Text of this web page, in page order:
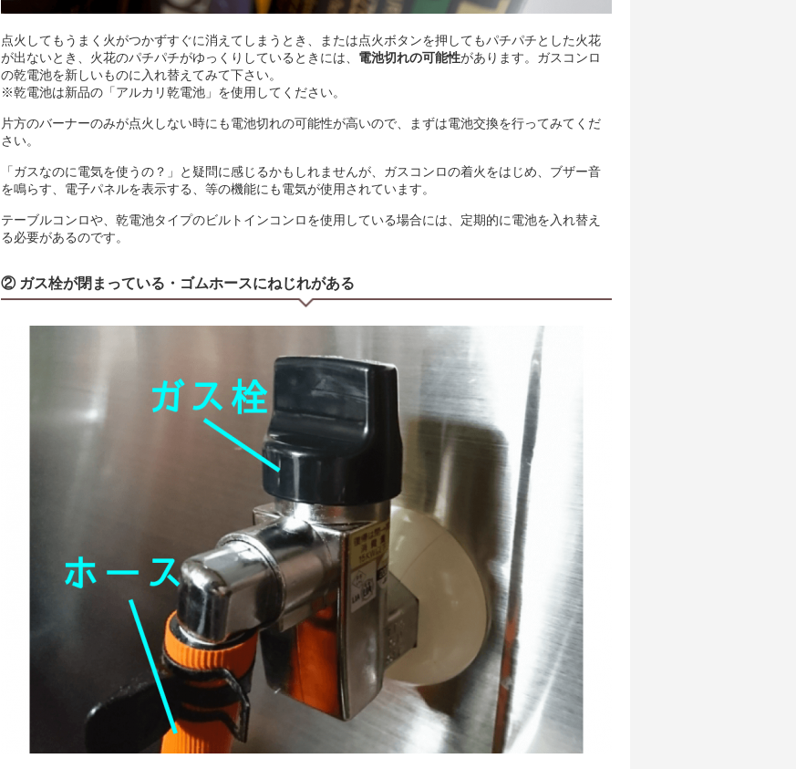
点火してもうまく火がつかずすぐに消えてしまうとき、または点火ボタンを押してもパチパチとした火花
が出ないとき、火花のパチパチがゆっくりしているときには、 電池切れの可能性があります。ガスコンロ
の乾電池を新しいものに入れ替えてみて下さい。
※乾電池は新品の「アルカリ乾電池」を使用してください。
片方のバーナーのみが点火しない時にも電池切れの可能性が高いので、まずは電池交換を行ってみてくだ
さい。
「ガスなのに電気を使うの？」と疑問に感じるかもしれませんが、ガスコンロの着火をはじめ、ブザー音
を鳴らす、電子パネルを表示する、等の機能にも電気が使用されています。
テーブルコンロや、乾電池タイプのビルトインコンロを使用している場合には、定期的に電池を入れ替え
る必要があるのです。
② ガス栓が閉まっている・ゴムホースにねじれがある